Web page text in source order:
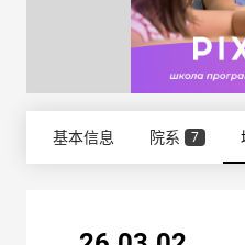
基本信息 院系 7